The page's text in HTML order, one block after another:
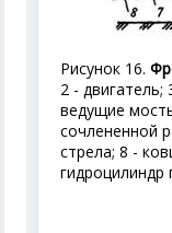
Рисунок 16.
2 -
ведущие
сочлененной
стрела; 8 -
гидроцилиндр